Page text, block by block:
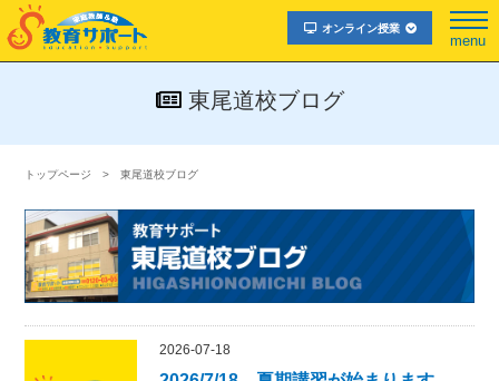
オンライン授業
menu
東尾道校ブログ
トップページ 東尾道校ブログ
2026-07-18